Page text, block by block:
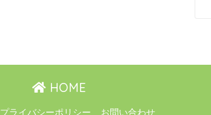
HOME
プライバシーポリシー お問い合わせ